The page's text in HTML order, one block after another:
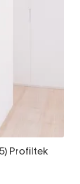
Profiltek